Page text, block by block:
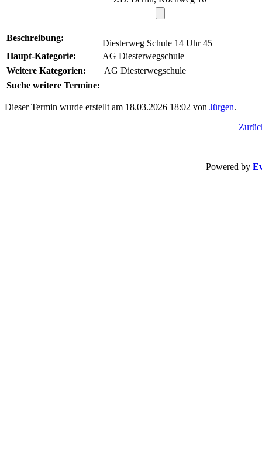
Beschreibung:
Diesterweg Schule 14 Uhr 45
Haupt-Kategorie:
AG Diesterwegschule
Weitere Kategorien:
AG Diesterwegschule
Suche weitere Termine:
Dieser Termin wurde erstellt am 18.03.2026 18:02 von Jürgen.
Powered by